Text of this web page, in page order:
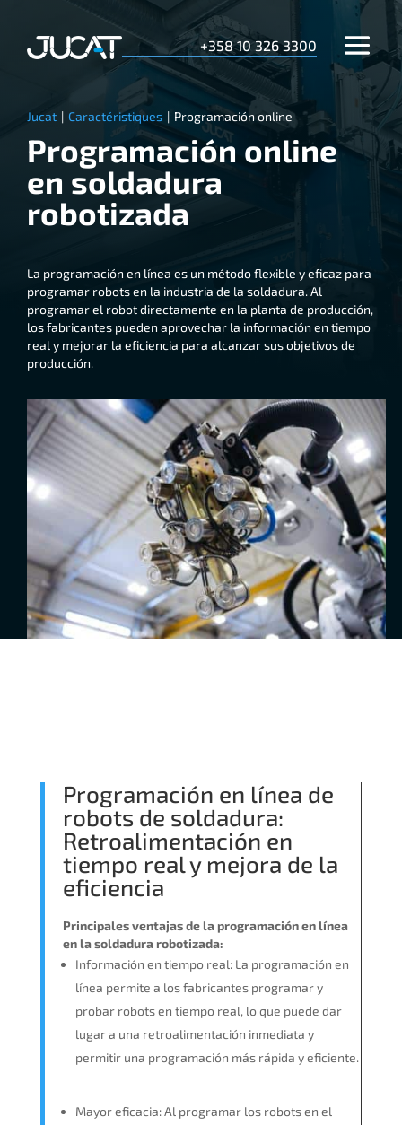
+358 10 326 3300
Jucat | Caractéristiques | Programación online
Programación online
en soldadura
robotizada
La programación en línea es un método flexible y eficaz para
programar robots en la industria de la soldadura. Al
programar el robot directamente en la planta de producción,
los fabricantes pueden aprovechar la información en tiempo
real y mejorar la eficiencia para alcanzar sus objetivos de
producción.
Programación en línea de
robots de soldadura:
Retroalimentación en
tiempo real y mejora de la
eficiencia
Principales ventajas de la programación en línea
en la soldadura robotizada:
Información en tiempo real: La programación en
línea permite a los fabricantes programar y
probar robots en tiempo real, lo que puede dar
lugar a una retroalimentación inmediata y
permitir una programación más rápida y eficiente.
Mayor eficacia: Al programar los robots en el